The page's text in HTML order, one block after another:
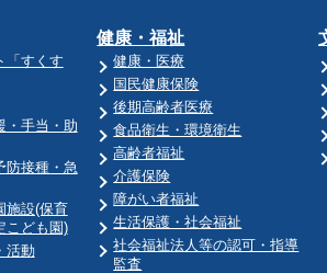
「すくす
・手当・助
防接種・急
施設(保育
こども園)
活動
健康・福祉
健康・医療
国民健康保険
後期高齢者医療
食品衛生・環境衛生
高齢者福祉
介護保険
障がい者福祉
生活保護・社会福祉
社会福祉法人等の認可・指導
監査